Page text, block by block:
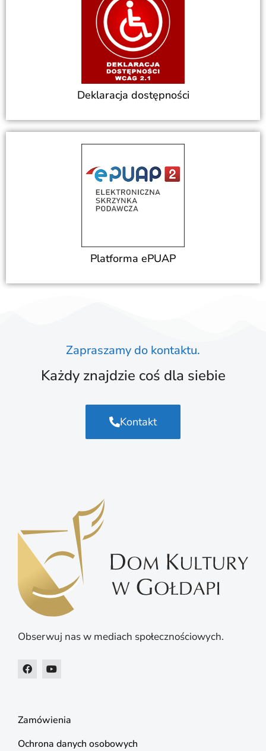
Deklaracja dostępności
Platforma ePUAP
Zapraszamy do kontaktu.
Każdy znajdzie coś dla siebie
Kontakt
Obserwuj nas w mediach społecznościowych.
Zamówienia
Ochrona danych osobowych